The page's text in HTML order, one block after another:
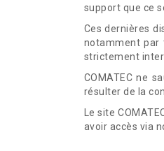
support que ce
Ces dernières
notamment par
strictement
COMATEC ne
résulter de la
Le site
avoir accès via